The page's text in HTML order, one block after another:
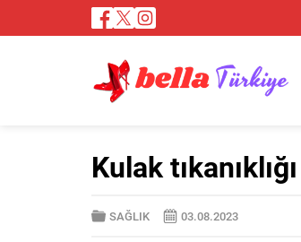
Kulak
SAĞLIK 03.08.2023